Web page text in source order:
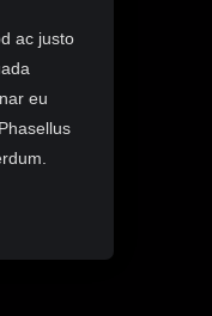
ac justo
eu